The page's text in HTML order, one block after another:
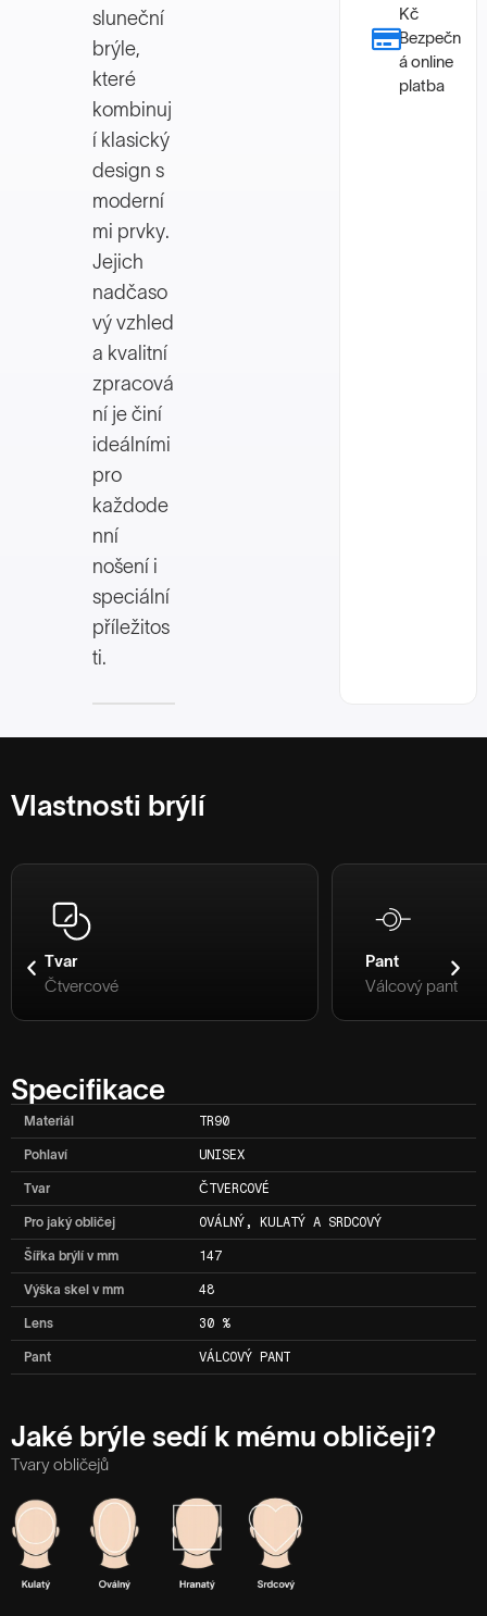
sluneční
brýle,
které
kombinuj
í klasický
design s
moderní
mi prvky.
Jejich
nadčaso
vý vzhled
a kvalitní
zpracová
ní je činí
ideálními
pro
každode
nní
nošení i
speciální
příležitos
ti.
Kč
Bezpečn
á online
platba
Vlastnosti brýlí
Tvar
Čtvercové
Pant
Válcový pant
Specifikace
Materiál TR90
Pohlaví UNISEX
Tvar ČTVERCOVÉ
Pro jaký obličej OVÁLNÝ, KULATÝ A SRDCOVÝ
Šířka brýlí v mm 147
Výška skel v mm 48
Lens 30 %
Pant VÁLCOVÝ PANT
Jaké brýle sedí k mému obličeji?
Tvary obličejů